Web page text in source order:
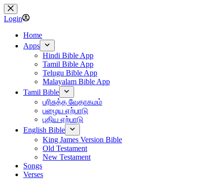
Skip
to
content
Login
Home
Apps
Hindi Bible App
Tamil Bible App
Telugu Bible App
Malayalam Bible App
Tamil Bible
பரிசுத்த வேதாகமம்
பழைய ஏற்பாடு
புதிய ஏற்பாடு
English Bible
King James Version Bible
Old Testament
New Testament
Songs
Verses